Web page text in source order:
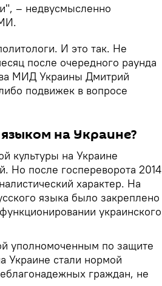
– недвусмысленно
И это так. Не
после очередного раунда
МИД Украины Дмитрий
подвижек в вопросе
на Украине?
культуры на Украине
Но после госпереворота 2014
характер. На
языка было закреплено
украинского
уполномоченным по защите
Украине стали нормой
граждан, не